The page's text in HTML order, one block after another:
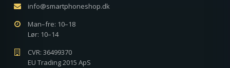
info@smartphoneshop.dk
Man–fre: 10–18
Lør: 10–14
CVR: 36499370
EU Trading 2015 ApS